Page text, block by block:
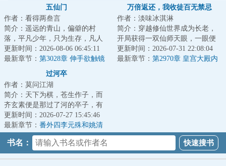
五仙门
作者：看得两叁言
简介：遥远的青山，偏僻的村
落，平凡少年，只为生存，凡人
生活却化作修仙之路，有谁是
真，有谁是假？有谁...
更新时间：2026-08-06 06:45:11
最新章节： 第3028章 伸手欲触镜
万倍返还，我收徒百无禁忌
作者：淡味冰淇淋
简介：穿越修仙世界成为长老，
开局获得一双仙师天眼，一眼便
可看穿无数弟子资质与缺陷；收
徒圣阶资质弟子...
更新时间：2026-07-31 22:08:04
最新章节： 第2970章 皇宫大殿内
过河卒
作者：莫问江湖
简介：天下为棋，苍生作子，而
齐玄素便是那过了河的卒子，有
进无退，一往无前。...
更新时间：2026-07-27 15:45:46
最新章节： 番外四李元殊和姚清
书名：